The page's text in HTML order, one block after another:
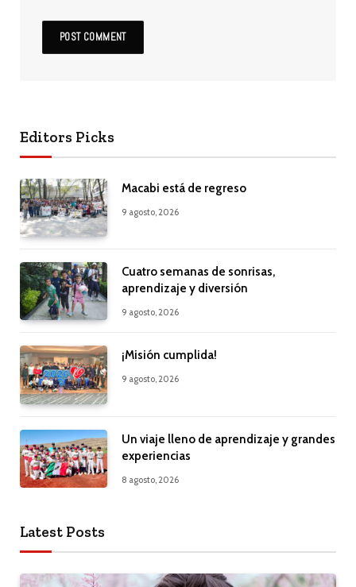
Editors Picks
Macabi está de regreso
9 agosto, 2026
Cuatro semanas de sonrisas,
aprendizaje y diversión
9 agosto, 2026
¡Misión cumplida!
9 agosto, 2026
Un viaje lleno de aprendizaje y grandes
experiencias
8 agosto, 2026
Latest Posts